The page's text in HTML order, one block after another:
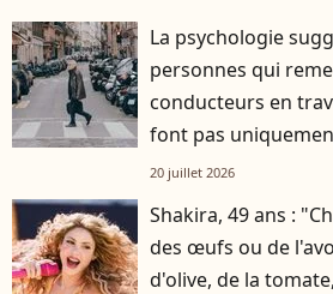
La psychologie
personnes qui
conducteurs en
font pas
20 juillet 2026
Shakira, 49 ans :
des œufs ou de
d'olive, de la